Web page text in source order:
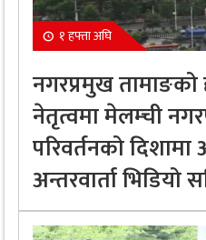
१ हफ्ता अघि
नगरप्रमुख
नेतृत्वमा मेलम्ची
परिवर्तनको
अन्तरवार्ता भिडियो